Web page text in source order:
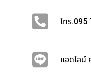
โทร
แอดไลน์